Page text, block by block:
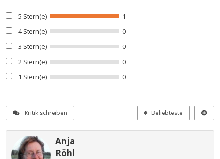
5 Stern(e)
1
4 Stern(e)
0
3 Stern(e)
0
2 Stern(e)
0
1 Stern(e)
0
Kritik schreiben Beliebteste
Anja
Röhl